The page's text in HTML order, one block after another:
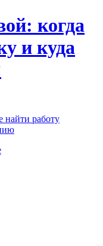
когда
и куда
работу